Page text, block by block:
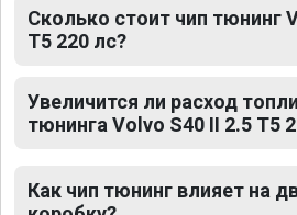
Сколько стоит чип тюнинг
T5 220 лс?
Увеличится ли расход
тюнинга Volvo S40 II 2.5 T5
Как чип тюнинг влияет на